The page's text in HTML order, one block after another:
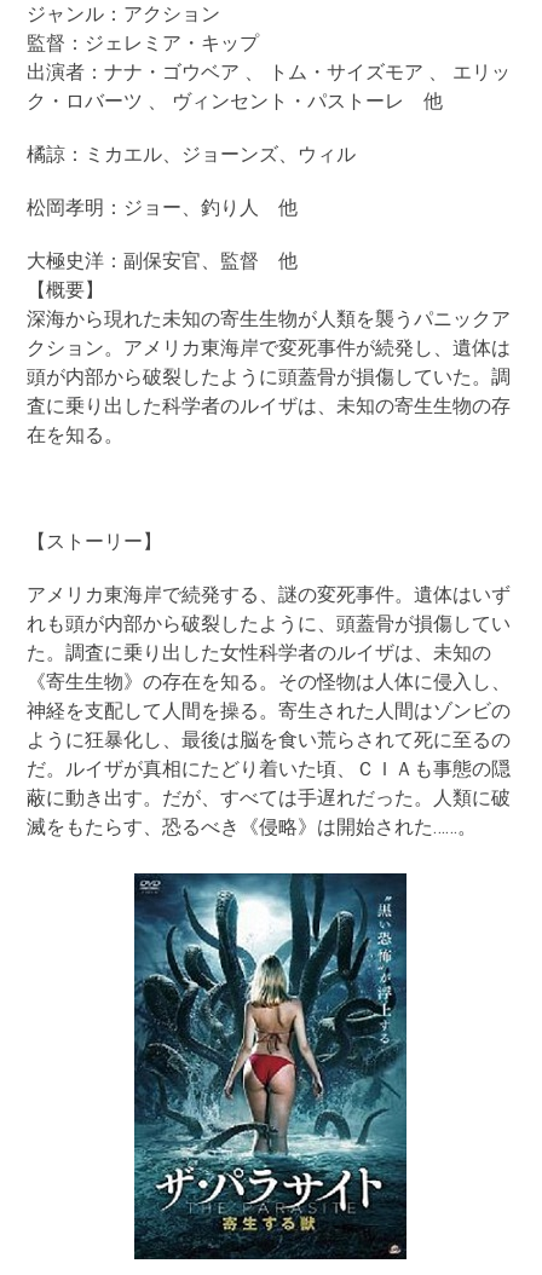
ジャンル：アクション
監督：ジェレミア・キップ
出演者：ナナ・ゴウベア 、 トム・サイズモア 、 エリッ
ク・ロバーツ 、 ヴィンセント・パストーレ 他
橘諒：ミカエル、ジョーンズ、ウィル
松岡孝明：ジョー、釣り人 他
大極史洋：副保安官、監督 他
【概要】
深海から現れた未知の寄生生物が人類を襲うパニックア
クション。アメリカ東海岸で変死事件が続発し、遺体は
頭が内部から破裂したように頭蓋骨が損傷していた。調
査に乗り出した科学者のルイザは、未知の寄生生物の存
在を知る。
【ストーリー】
アメリカ東海岸で続発する、謎の変死事件。遺体はいず
れも頭が内部から破裂したように、頭蓋骨が損傷してい
た。調査に乗り出した女性科学者のルイザは、未知の
《寄生生物》の存在を知る。その怪物は人体に侵入し、
神経を支配して人間を操る。寄生された人間はゾンビの
ように狂暴化し、最後は脳を食い荒らされて死に至るの
だ。ルイザが真相にたどり着いた頃、ＣＩＡも事態の隠
蔽に動き出す。だが、すべては手遅れだった。人類に破
滅をもたらす、恐るべき《侵略》は開始された……。